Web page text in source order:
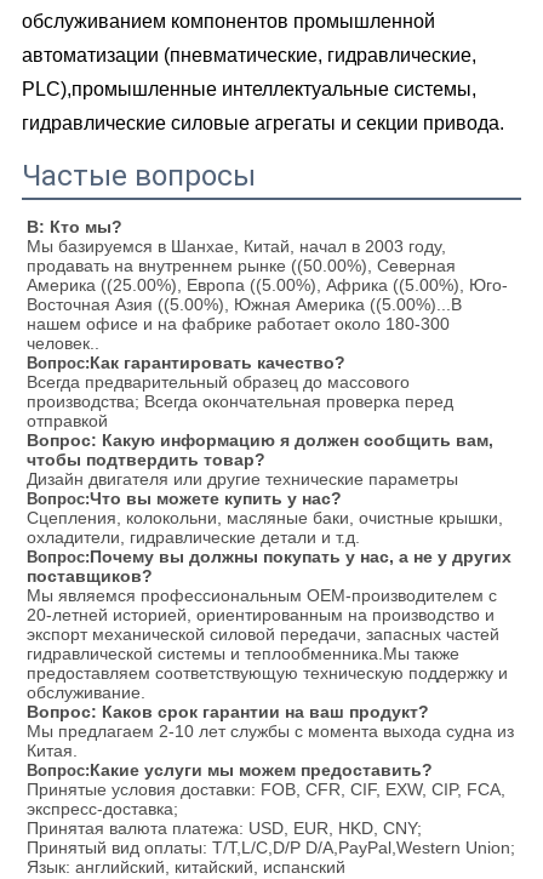
обслуживанием компонентов промышленной
автоматизации (пневматические, гидравлические,
PLC),промышленные интеллектуальные системы,
гидравлические силовые агрегаты и секции привода.
Частые вопросы
В: Кто мы?
Мы базируемся в Шанхае, Китай, начал в 2003 году,
продавать на внутреннем рынке ((50.00%), Северная
Америка ((25.00%), Европа ((5.00%), Африка ((5.00%), Юго-
Восточная Азия ((5.00%), Южная Америка ((5.00%)...В
нашем офисе и на фабрике работает около 180-300
человек..
Вопрос:Как гарантировать качество?
Всегда предварительный образец до массового
производства; Всегда окончательная проверка перед
отправкой
Вопрос: Какую информацию я должен сообщить вам,
чтобы подтвердить товар?
Дизайн двигателя или другие технические параметры
Вопрос:Что вы можете купить у нас?
Сцепления, колокольни, масляные баки, очистные крышки,
охладители, гидравлические детали и т.д.
Вопрос:Почему вы должны покупать у нас, а не у других
поставщиков?
Мы являемся профессиональным OEM-производителем с
20-летней историей, ориентированным на производство и
экспорт механической силовой передачи, запасных частей
гидравлической системы и теплообменника.Мы также
предоставляем соответствующую техническую поддержку и
обслуживание.
Вопрос: Каков срок гарантии на ваш продукт?
Мы предлагаем 2-10 лет службы с момента выхода судна из
Китая.
Вопрос:Какие услуги мы можем предоставить?
Принятые условия доставки: FOB, CFR, CIF, EXW, CIP, FCA,
экспресс-доставка;
Принятая валюта платежа: USD, EUR, HKD, CNY;
Принятый вид оплаты: T/T,L/C,D/P D/A,PayPal,Western Union;
Язык: английский, китайский, испанский